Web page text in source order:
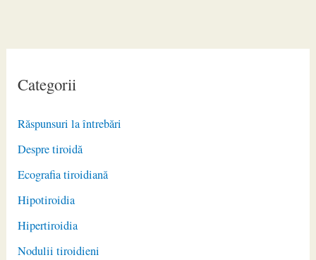
Categorii
Răspunsuri la întrebări
Despre tiroidă
Ecografia tiroidiană
Hipotiroidia
Hipertiroidia
Nodulii tiroidieni